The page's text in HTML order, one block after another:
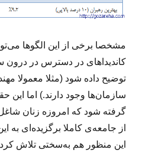
مشخصا برخی از این الگوها
کاندیداهای در دسترس در درون
توضیح داده شود (مثلا معمولا
سازما‌ن‌ها وجود دارند.) اما این
گرفته شود که امروزه زنان
از جامعه‌ی کاملا برگزیده‌ای به
این منظور هم به‌سختی تلاش